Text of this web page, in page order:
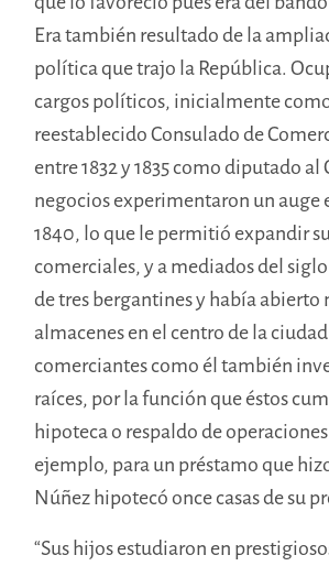
Era también resultado de la
política que trajo la República.
cargos políticos, inicialmente
reestablecido Consulado de
entre 1832 y 1835 como diputado al
negocios experimentaron un auge
1840, lo que le permitió expandir
comerciales, y a mediados del
de tres bergantines y había abierto
almacenes en el centro de la
comerciantes como él también
raíces, por la función que éstos
hipoteca o respaldo de
ejemplo, para un préstamo que
Núñez hipotecó once casas de su
“Sus hijos estudiaron en